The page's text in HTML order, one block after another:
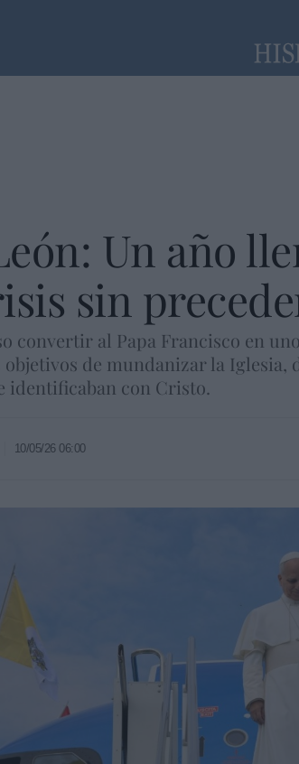
Un año
sin
convertir al Papa Francisco en
objetivos de mundanizar la
identificaban con Cristo.
10/05/26 06:00